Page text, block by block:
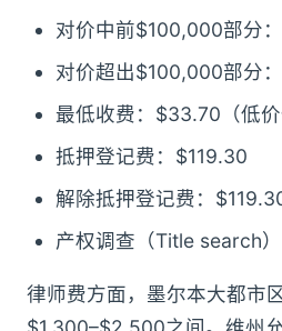
对价中前$100,000部分
对价超出$100,000部分
最低收费：$33.70（低价
抵押登记费：$119.30
解除抵押登记费：
产权调查（Title search
律师费方面，墨尔本大都市